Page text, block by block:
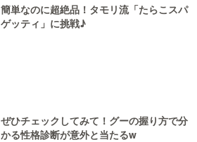
簡単なのに超絶品！タモリ流「たらこスパ
ゲッティ」に挑戦♪
ぜひチェックしてみて！グーの握り方で分
かる性格診断が意外と当たるw